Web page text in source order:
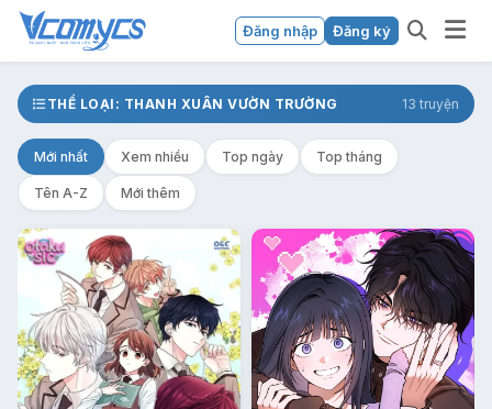
Đăng nhập Đăng ký
THỂ LOẠI: THANH XUÂN VƯỜN TRƯỜNG 13 truyện
Mới nhất Xem nhiều Top ngày Top tháng
Tên A-Z Mới thêm